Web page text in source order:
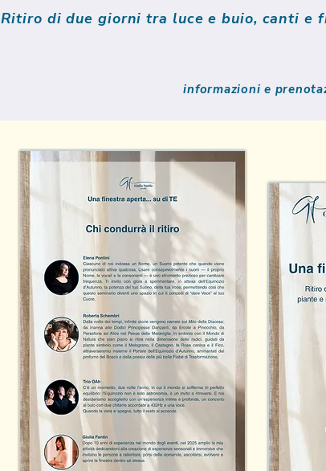
Ritiro di due giorni tra luce e buio, canti e
informazioni e